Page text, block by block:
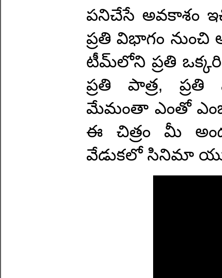
పనిచేసే అవకాశం
ప్రతి విభాగం నుంచి
టీమ్‌లోని ప్రతి
ప్రతి పాత్ర, ప్రతి
మేమంతా ఎంతో
ఈ చిత్రం మీ
వేడుకలో సినిమా